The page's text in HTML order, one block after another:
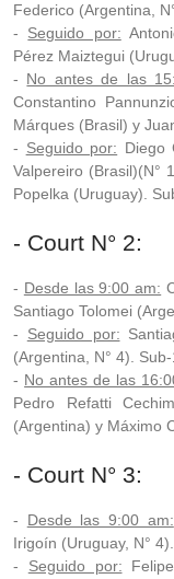
Federico (Argentina,
- Seguido por:
Pérez Maiztegui
- No antes de las
Constantino
Márques (Brasil) y
- Seguido por: Diego
Valpereiro (Brasil)(N°
Popelka (Uruguay).
- Court N° 2:
- Desde las 9:00 am:
Santiago Tolomei
- Seguido por:
(Argentina, N° 4). Sub-
- No antes de las
Pedro Refatti
(Argentina) y Máximo
- Court N° 3:
- Desde las 9:00 am:
Irigoín (Uruguay, N°
- Seguido por: